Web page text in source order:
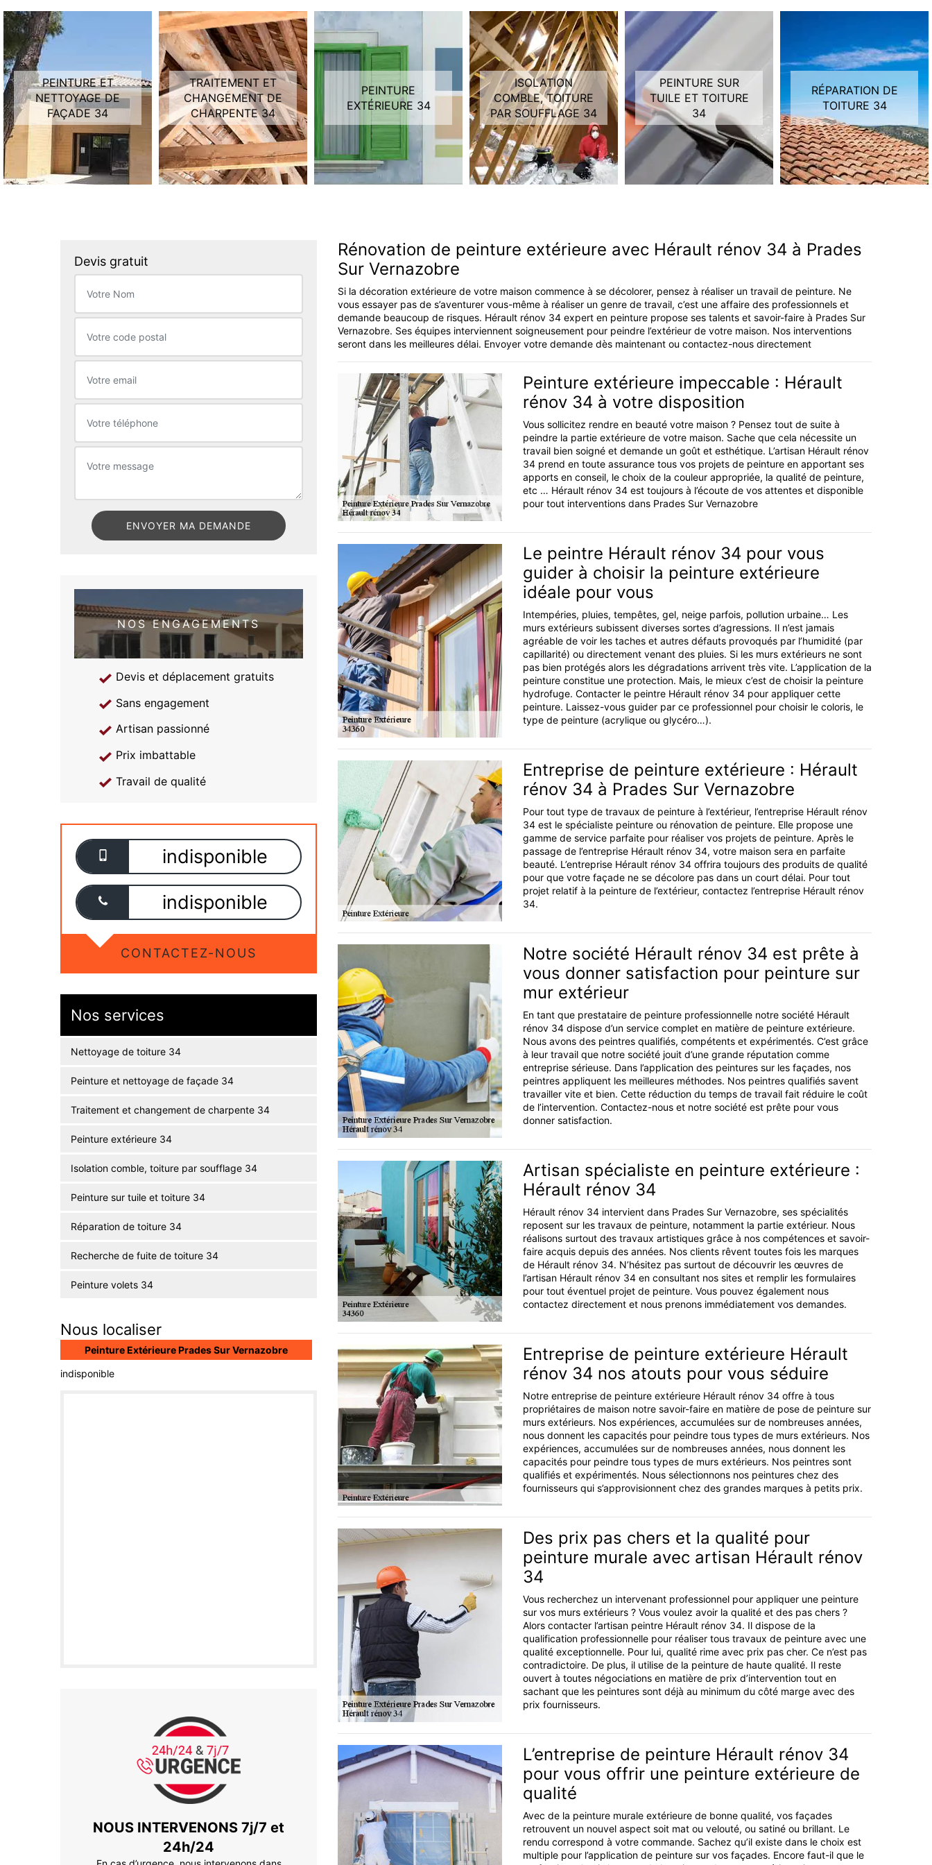
PEINTURE ET
NETTOYAGE DE
FAÇADE 34
TRAITEMENT ET
CHANGEMENT DE
CHARPENTE 34
PEINTURE
EXTÉRIEURE 34
ISOLATION
COMBLE, TOITURE
PAR SOUFFLAGE 34
PEINTURE SUR
TUILE ET TOITURE
34
RÉPARATION DE
TOITURE 34
Devis gratuit
NOS ENGAGEMENTS
Devis et déplacement gratuits
Sans engagement
Artisan passionné
Prix imbattable
Travail de qualité
indisponible
indisponible
CONTACTEZ-NOUS
Nos services
Nettoyage de toiture 34
Peinture et nettoyage de façade 34
Traitement et changement de charpente 34
Peinture extérieure 34
Isolation comble, toiture par soufflage 34
Peinture sur tuile et toiture 34
Réparation de toiture 34
Recherche de fuite de toiture 34
Peinture volets 34
Nous localiser
Peinture Extérieure Prades Sur Vernazobre
indisponible
NOUS INTERVENONS 7j/7 et
24h/24
Rénovation de peinture extérieure avec Hérault rénov 34 à Prades
Sur Vernazobre
Si la décoration extérieure de votre maison commence à se décolorer, pensez à réaliser un travail de peinture. Ne
vous essayer pas de s’aventurer vous-même à réaliser un genre de travail, c’est une affaire des professionnels et
demande beaucoup de risques. Hérault rénov 34 expert en peinture propose ses talents et savoir-faire à Prades Sur
Vernazobre. Ses équipes interviennent soigneusement pour peindre l’extérieur de votre maison. Nos interventions
seront dans les meilleures délai. Envoyer votre demande dès maintenant ou contactez-nous directement
Peinture extérieure impeccable : Hérault
rénov 34 à votre disposition
Vous sollicitez rendre en beauté votre maison ? Pensez tout de suite à
peindre la partie extérieure de votre maison. Sache que cela nécessite un
travail bien soigné et demande un goût et esthétique. L’artisan Hérault rénov
34 prend en toute assurance tous vos projets de peinture en apportant ses
apports en conseil, le choix de la couleur appropriée, la qualité de peinture,
etc … Hérault rénov 34 est toujours à l’écoute de vos attentes et disponible
pour tout interventions dans Prades Sur Vernazobre
Le peintre Hérault rénov 34 pour vous
guider à choisir la peinture extérieure
idéale pour vous
Intempéries, pluies, tempêtes, gel, neige parfois, pollution urbaine… Les
murs extérieurs subissent diverses sortes d’agressions. Il n’est jamais
agréable de voir les taches et autres défauts provoqués par l’humidité (par
capillarité) ou directement venant des pluies. Si les murs extérieurs ne sont
pas bien protégés alors les dégradations arrivent très vite. L’application de la
peinture constitue une protection. Mais, le mieux c’est de choisir la peinture
hydrofuge. Contacter le peintre Hérault rénov 34 pour appliquer cette
peinture. Laissez-vous guider par ce professionnel pour choisir le coloris, le
type de peinture (acrylique ou glycéro…).
Entreprise de peinture extérieure : Hérault
rénov 34 à Prades Sur Vernazobre
Pour tout type de travaux de peinture à l’extérieur, l’entreprise Hérault rénov
34 est le spécialiste peinture ou rénovation de peinture. Elle propose une
gamme de service parfaite pour réaliser vos projets de peinture. Après le
passage de l’entreprise Hérault rénov 34, votre maison sera en parfaite
beauté. L’entreprise Hérault rénov 34 offrira toujours des produits de qualité
pour que votre façade ne se décolore pas dans un court délai. Pour tout
projet relatif à la peinture de l’extérieur, contactez l’entreprise Hérault rénov
34.
Notre société Hérault rénov 34 est prête à
vous donner satisfaction pour peinture sur
mur extérieur
En tant que prestataire de peinture professionnelle notre société Hérault
rénov 34 dispose d’un service complet en matière de peinture extérieure.
Nous avons des peintres qualifiés, compétents et expérimentés. C’est grâce
à leur travail que notre société jouit d’une grande réputation comme
entreprise sérieuse. Dans l’application des peintures sur les façades, nos
peintres appliquent les meilleures méthodes. Nos peintres qualifiés savent
travailler vite et bien. Cette réduction du temps de travail fait réduire le coût
de l’intervention. Contactez-nous et notre société est prête pour vous
donner satisfaction.
Artisan spécialiste en peinture extérieure :
Hérault rénov 34
Hérault rénov 34 intervient dans Prades Sur Vernazobre, ses spécialités
reposent sur les travaux de peinture, notamment la partie extérieur. Nous
réalisons surtout des travaux artistiques grâce à nos compétences et savoir-
faire acquis depuis des années. Nos clients rêvent toutes fois les marques
de Hérault rénov 34. N’hésitez pas surtout de découvrir les œuvres de
l’artisan Hérault rénov 34 en consultant nos sites et remplir les formulaires
pour tout éventuel projet de peinture. Vous pouvez également nous
contactez directement et nous prenons immédiatement vos demandes.
Entreprise de peinture extérieure Hérault
rénov 34 nos atouts pour vous séduire
Notre entreprise de peinture extérieure Hérault rénov 34 offre à tous
propriétaires de maison notre savoir-faire en matière de pose de peinture sur
murs extérieurs. Nos expériences, accumulées sur de nombreuses années,
nous donnent les capacités pour peindre tous types de murs extérieurs. Nos
expériences, accumulées sur de nombreuses années, nous donnent les
capacités pour peindre tous types de murs extérieurs. Nos peintres sont
qualifiés et expérimentés. Nous sélectionnons nos peintures chez des
fournisseurs qui s’approvisionnent chez des grandes marques à petits prix.
Des prix pas chers et la qualité pour
peinture murale avec artisan Hérault rénov
34
Vous recherchez un intervenant professionnel pour appliquer une peinture
sur vos murs extérieurs ? Vous voulez avoir la qualité et des pas chers ?
Alors contacter l’artisan peintre Hérault rénov 34. Il dispose de la
qualification professionnelle pour réaliser tous travaux de peinture avec une
qualité exceptionnelle. Pour lui, qualité rime avec prix pas cher. Ce n’est pas
contradictoire. De plus, il utilise de la peinture de haute qualité. Il reste
ouvert à toutes négociations en matière de prix d’intervention tout en
sachant que les peintures sont déjà au minimum du côté marge avec des
prix fournisseurs.
L’entreprise de peinture Hérault rénov 34
pour vous offrir une peinture extérieure de
qualité
Avec de la peinture murale extérieure de bonne qualité, vos façades
retrouvent un nouvel aspect soit mat ou velouté, ou satiné ou brillant. Le
rendu correspond à votre commande. Sachez qu’il existe dans le choix est
multiple pour l’application de peinture sur vos façades. Encore faut-il que le